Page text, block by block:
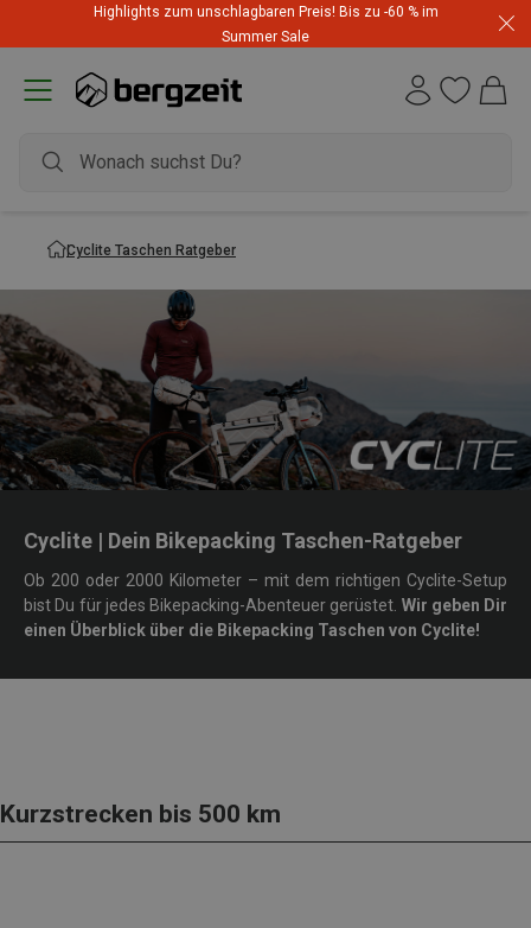
Highlights zum unschlagbaren Preis! Bis zu -60 % im
Summer Sale
Cyclite Taschen Ratgeber
Cyclite | Dein Bikepacking Taschen-Ratgeber
Ob 200 oder 2000 Kilometer – mit dem richtigen Cyclite-Setup
bist Du für jedes Bikepacking-Abenteuer gerüstet. Wir geben Dir
einen Überblick über die Bikepacking Taschen von Cyclite!
Kurzstrecken bis 500 km